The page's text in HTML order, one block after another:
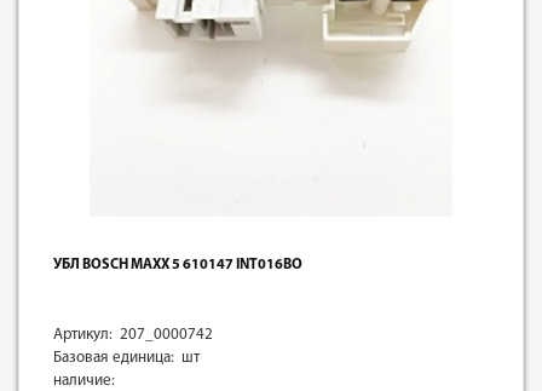
УБЛ BOSCH MAXX 5 610147 INT016BO
Артикул: 207_0000742
Базовая единица: шт
наличие: